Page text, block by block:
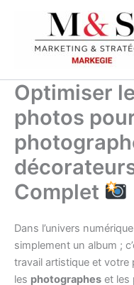
contenu
Optimiser
photos
Complet
Dans l’univers
simplement un album ;
travail artistique et votre
les photographes et les